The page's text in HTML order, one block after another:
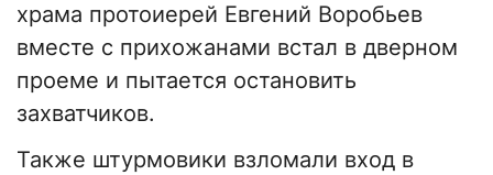
храма протоиерей Евгений Воробьев
вместе с прихожанами встал в дверном
проеме и пытается остановить
захватчиков.
Также штурмовики взломали вход в